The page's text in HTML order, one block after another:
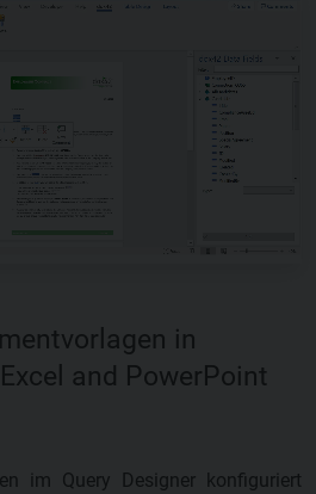
in
and PowerPoint
im Query Designer konfiguriert